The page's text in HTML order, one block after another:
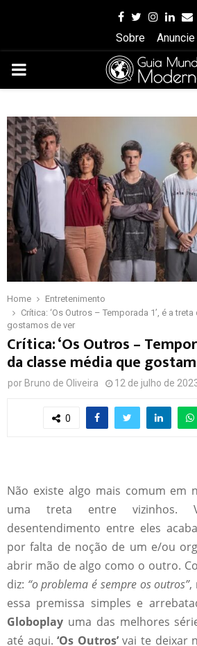
Facebook
Twitter
Sobre
Anuncie
PRIMARY
Home
Entretenimento
Crítica: ‘Os Outros – Temporada 1’, é a
gostamos de ver
Crítica: ‘Os Outros –
da classe média que
por Bruno de Oliveira 12 de julho de
0
Não existe algo mais comum em
uma treta entre
desentendimento entre eles
por falta de noção de um e/ou
abrir mão de algo como o outro.
diz: “o problema é sempre os outros”,
essa premissa simples e
Globoplay uma das melhores
até aqui.‘Os Outros’vai te deixar